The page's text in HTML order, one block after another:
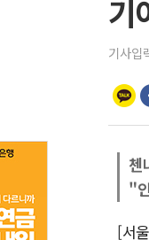
기
기사입
첸
"
[서